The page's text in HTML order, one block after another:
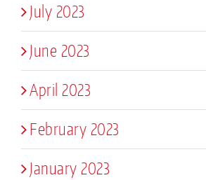
July 2023
June 2023
April 2023
February 2023
January 2023